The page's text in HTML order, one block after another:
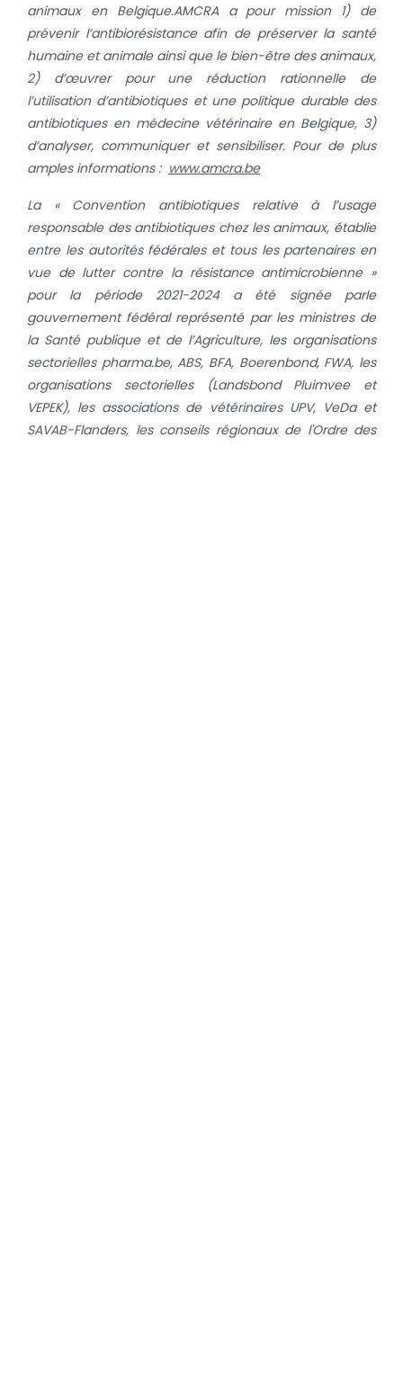
animaux en Belgique.AMCRA a pour mission 1) de
prévenir l’antibiorésistance afin de préserver la santé
humaine et animale ainsi que le bien-être des animaux,
2) d’œuvrer pour une réduction rationnelle de
l’utilisation d’antibiotiques et une politique durable des
antibiotiques en médecine vétérinaire en Belgique, 3)
d’analyser, communiquer et sensibiliser. Pour de plus
amples informations : www.amcra.be
La « Convention antibiotiques relativeà l’usage
responsable des antibiotiques chez les animaux, établie
entre les autorités fédérales et tous les partenaires en
vue de lutter contre la résistance antimicrobienne »
pour la période 2021-2024 a été signée parle
gouvernement fédéral représenté par les ministres de
la Santé publique et de l’Agriculture, les organisations
sectorielles pharma.be, ABS, BFA, Boerenbond, FWA, les
organisations sectorielles (Landsbond Pluimvee et
VEPEK), les associations de vétérinaires UPV, VeDa et
SAVAB-Flanders, les conseils régionaux de l'Ordre des